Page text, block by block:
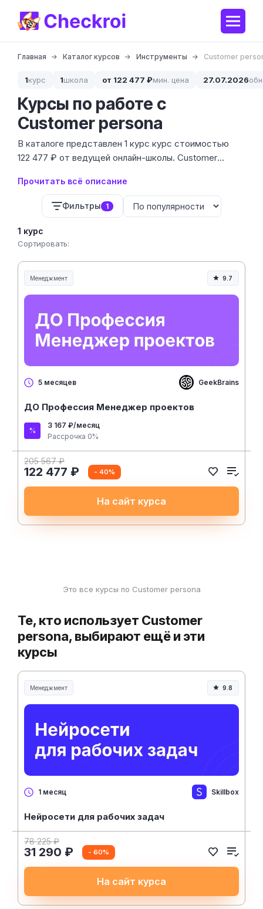
Главная Каталог курсов Инструменты Customer
1курс 1школа от 122 477 ₽мин. цена 27.07.2026
Курсы по работе с
Customer persona
В каталоге представлен 1 курс курс стоимостью
122 477 ₽ от ведущей онлайн-школы. Customer
а глубокий инструмент моделирования поведения,
который помогает бизнесу не сливать бюджет на
нецелевые охваты.
Прочитать всё описание
Фильтры 1
1 курс
Сортировать:
Менеджмент
Менеджмент и управление
9.7
5 месяцев GeekBrains
ДО Профессия Менеджер проектов
3 167 ₽/месяц
Рассрочка 0%
205 567 ₽
122 477 ₽ - 40%
На сайт курса
Это все курсы по Customer persona
Те, кто использует Customer
persona, выбирают ещё и эти
курсы
Менеджмент
Менеджмент и управление
9.8
1 месяц Skillbox
Нейросети для рабочих задач
78 225 ₽
31 290 ₽ - 60%
На сайт курса